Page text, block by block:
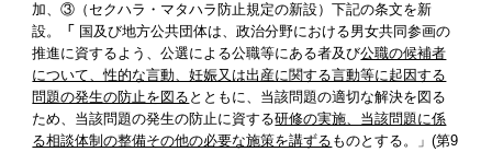
加、③（セクハラ・マタハラ防止規定の新設）下記の条文を新
設。
「
国及び地方公共団体は、政治分野における男女共同参画の
推進に資するよう、公選による公職等にある者及び公職の候補者
について、性的な言動、妊娠又は出産に関する言動等に起因する
問題の発生の防止を図る とともに、当該問題の適切な解決を図る
ため、当該問題の発生の防止に資する研修の実施、当該問題に係
る相談体制の整備その他の必要な施策を講ずる ものとする。」(第9